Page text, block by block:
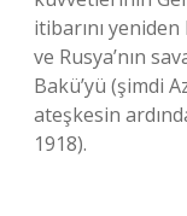
itibarını yeniden
ve Rusya’nın
Bakü’yü (şimdi
ateşkesin
1918).